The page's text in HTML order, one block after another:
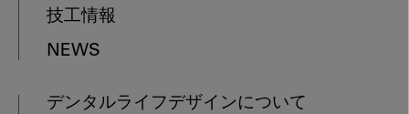
技工情報
NEWS
デンタルライフデザインについて